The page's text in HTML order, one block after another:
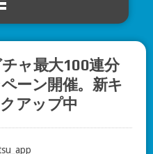
ャ最大100連分
ーン開催。新キ
アップ中